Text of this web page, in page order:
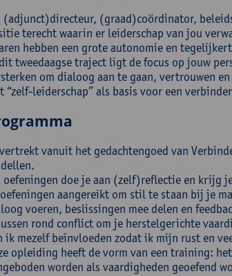
(adjunct)directeur, (graad)coördinator,
terecht waarin er leiderschap van jou
hebben een grote autonomie en
tweedaagse traject ligt de focus op jouw
om dialoog aan te gaan, vertrouwen
“zelf-leiderschap” als basis voor een
vanuit het gedachtengoed van
oefeningen doe je aan (zelf)reflectie en krijg
aangereikt om stil te staan bij je
voeren, beslissingen mee delen en
rond conflict om je herstelgerichte
ik mezelf beïnvloeden zodat ik mijn rust en
opleiding heeft de vorm van een training:
worden als vaardigheden geoefend